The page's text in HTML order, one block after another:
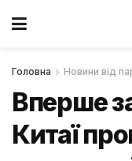
Головна Новини від
Вперше
Китаї